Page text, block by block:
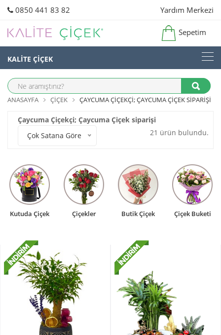
0850 441 83 82 Yardım Merkezi
Sepetim
KALİTE ÇİÇEK
ANASAYFA ÇIÇEK ÇAYCUMA ÇIÇEKÇI; ÇAYCUMA ÇIÇEK SIPARIŞI
Çaycuma Çiçekçi; Çaycuma Çiçek siparişi
Çok Satana Göre
21 ürün bulundu.
Kutuda Çiçek Çiçekler Butik Çiçek Çiçek Buketi